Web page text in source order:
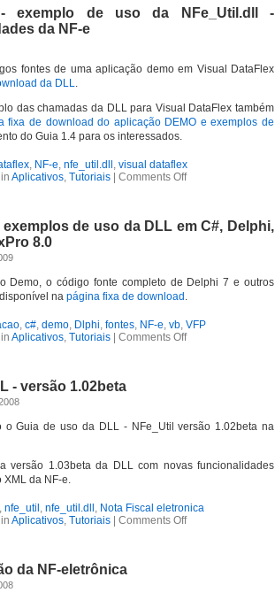
- exemplo de uso da NFe_Util.dll -
da NF-e
fontes de uma aplicação demo em Visual DataFlex
da DLL.
das chamadas da DLL para Visual DataFlex também
fixa de download do aplicação DEMO e exemplos de
do Guia 1.4 para os interessados.
, NF-e, nfe_util.dll , visual dataflex
Aplicativos, Tutoriais| Comments Off
de uso da DLL em C#, Delphi,
8.0
Demo, o código fonte completo de Delphi 7 e outros
na página fixa de download .
, c#, demo, Dlphi, fontes, NF-e, vb, VFP
Aplicativos, Tutoriais| Comments Off
- versão 1.02beta
o Guia de uso da DLL - NFe_Util versão 1.02beta na
versão 1.03beta da DLL com novas funcionalidades
XML da NF-e.
, nfe_util , nfe_util.dll , Nota Fiscal eletronica
Aplicativos, Tutoriais| Comments Off
da NF-eletrônica